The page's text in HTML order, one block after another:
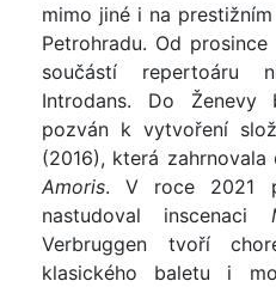
mimo jiné i na
Petrohradu. Od
součástí repertoáru
Introdans. Do Ženevy
pozván k vytvoření
(2016), která
Amoris. V roce 2021
nastudoval inscenaci
Verbruggen tvoří
klasického baletu i